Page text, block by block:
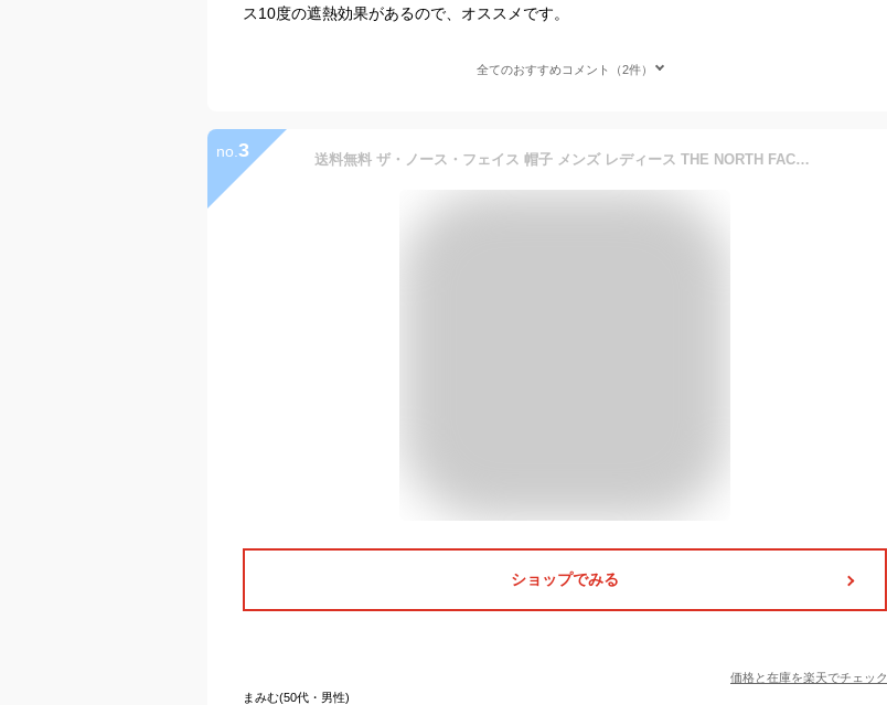
ス10度の遮熱効果があるので、オススメです。
全てのおすすめコメント（2件）
no. 3 送料無料 ザ・ノース・フェイス 帽子 メンズ レディース THE NORTH FACE TNFシンプリークラシックキャップ｜UV(UPF50＋) 遮熱 ユニセックス アウトドア カジュアル コットン ぼうし キャンプ フェス タウンユース 男女兼用帽子 アウトドアブランド アクセサリー/NN02534
ショップでみる
価格と在庫を楽天でチェック
まみむ(50代・男性)